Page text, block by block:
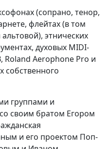
(сопрано, тенор,
флейтах (в том
этнических
духовых MIDI-
Roland Aerophone Pro и
собственного
группами и
своим братом Егором
и его проектом Поп-